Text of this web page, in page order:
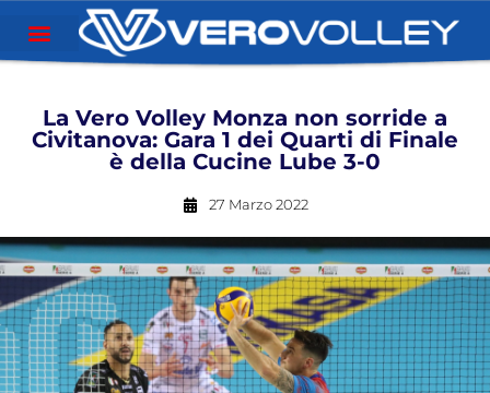
La Vero Volley Monza non sorride a
Civitanova: Gara 1 dei Quarti di Finale
è della Cucine Lube 3-0
27 Marzo 2022